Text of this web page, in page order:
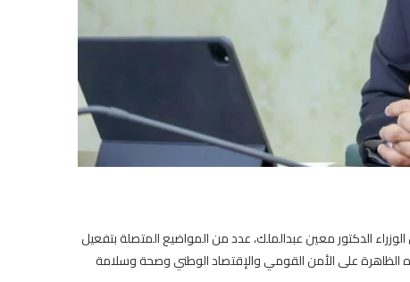
الدكتور معين عبدالملك، عدد من المواضيع المتصلة بتفعيل
الظاهرة على الأمن القومي والإقتصاد الوطني وصحة وسلامة